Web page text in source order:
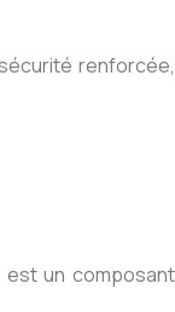
renforcée,
est un composant